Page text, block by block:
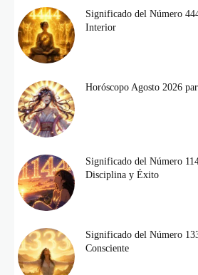
Significado del Número
Interior
Horóscopo Agosto 2026
Significado del Número
Disciplina y Éxito
Significado del Número
Consciente